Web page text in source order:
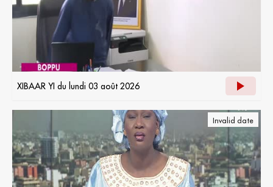
XIBAAR YI du lundi 03 août 2026
Invalid date